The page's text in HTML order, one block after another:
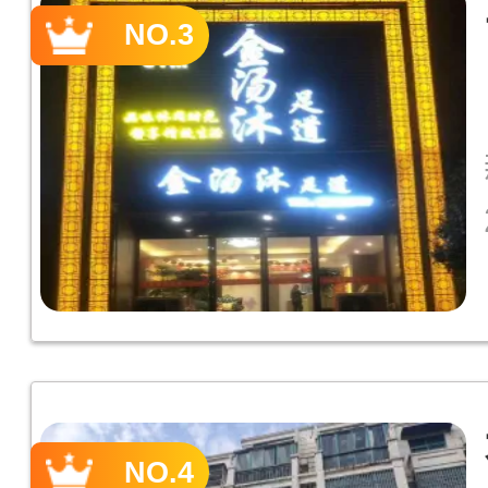
NO.3
NO.4